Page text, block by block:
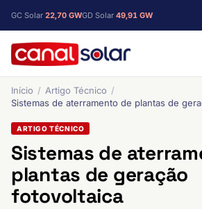
GC Solar 22,70 GWGD Solar 49,91 GW
Início
Artigo Técnico
Sistemas de aterramento de plantas de
ARTIGO TÉCNICO
Sistemas de
plantas de geração
fotovoltaica